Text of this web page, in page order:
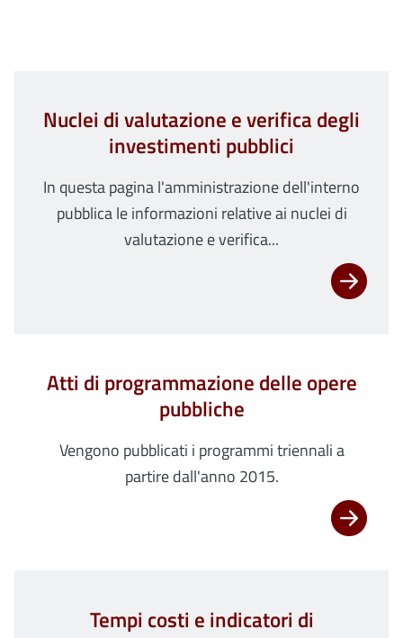
Nuclei di valutazione e verifica degli
investimenti pubblici
In questa pagina l'amministrazione dell'interno
pubblica le informazioni relative ai nuclei di
valutazione e verifica...
Atti di programmazione delle opere
pubbliche
Vengono pubblicati i programmi triennali a
partire dall'anno 2015.
Tempi costi e indicatori di